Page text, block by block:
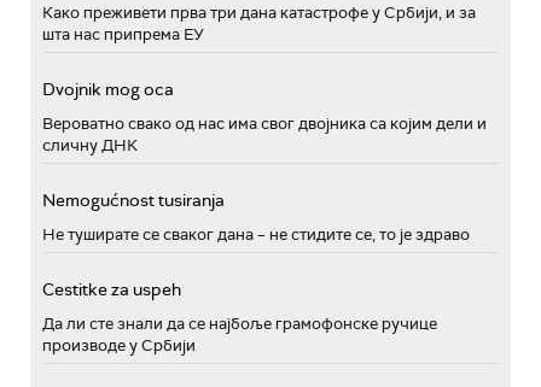
Како преживети прва три дана катастрофе у Србији, и за
шта нас припрема ЕУ
Dvojnik mog oca
Вероватно свако од нас има свог двојника са којим дели и
сличну ДНК
Nemogućnost tusiranja
Не туширате се сваког дана – не стидите се, то је здраво
Cestitke za uspeh
Да ли сте знали да се најбоље грамофонске ручице
производе у Србији